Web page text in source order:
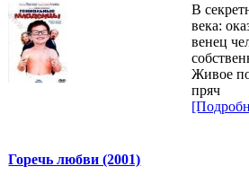
В
века:
венец
Живое
пряч
Горечь любви (2001)